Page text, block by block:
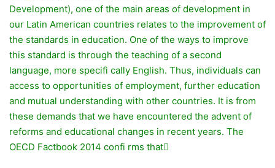
Development), one of the main areas of development in
our Latin American countries relates to the improvement of
the standards in education. One of the ways to improve
this standard is through the teaching of a second
language, more specifi cally English. Thus, individuals can
access to opportunities of employment, further education
and mutual understanding with other countries. It is from
these demands that we have encountered the advent of
reforms and educational changes in recent years. The
OECD Factbook 2014 confi rms that􀀝